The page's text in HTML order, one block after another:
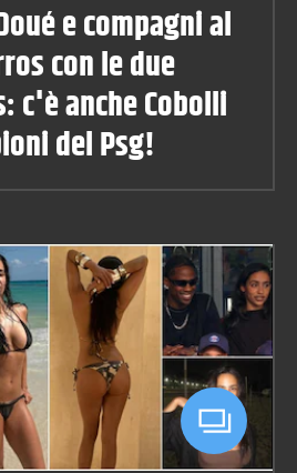
e compagni al
con le due
c'è anche Cobolli
del Psg!